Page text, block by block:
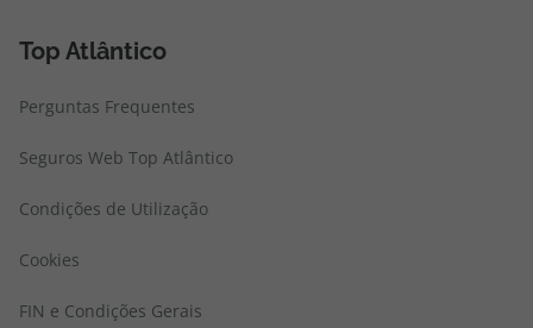
Top Atlântico
Perguntas Frequentes
Seguros Web Top Atlântico
Condições de Utilização
Cookies
FIN e Condições Gerais